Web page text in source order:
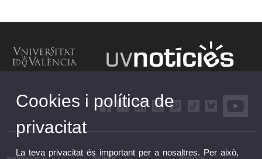
Cookies i política de
privacitat
La teva privacitat és important per a nosaltres. Per això,